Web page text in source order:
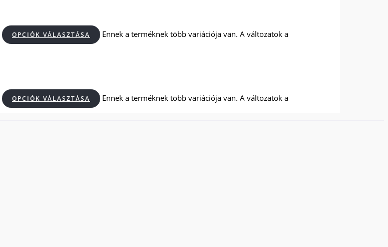
OPCIÓK VÁLASZTÁSA
Ennek a terméknek több variációja van. A változatok a
OPCIÓK VÁLASZTÁSA
Ennek a terméknek több variációja van. A változatok a